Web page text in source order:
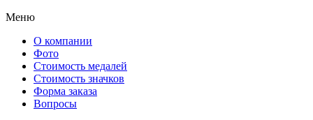
Меню
О компании
Фото
Стоимость медалей
Стоимость значков
Форма заказа
Вопросы